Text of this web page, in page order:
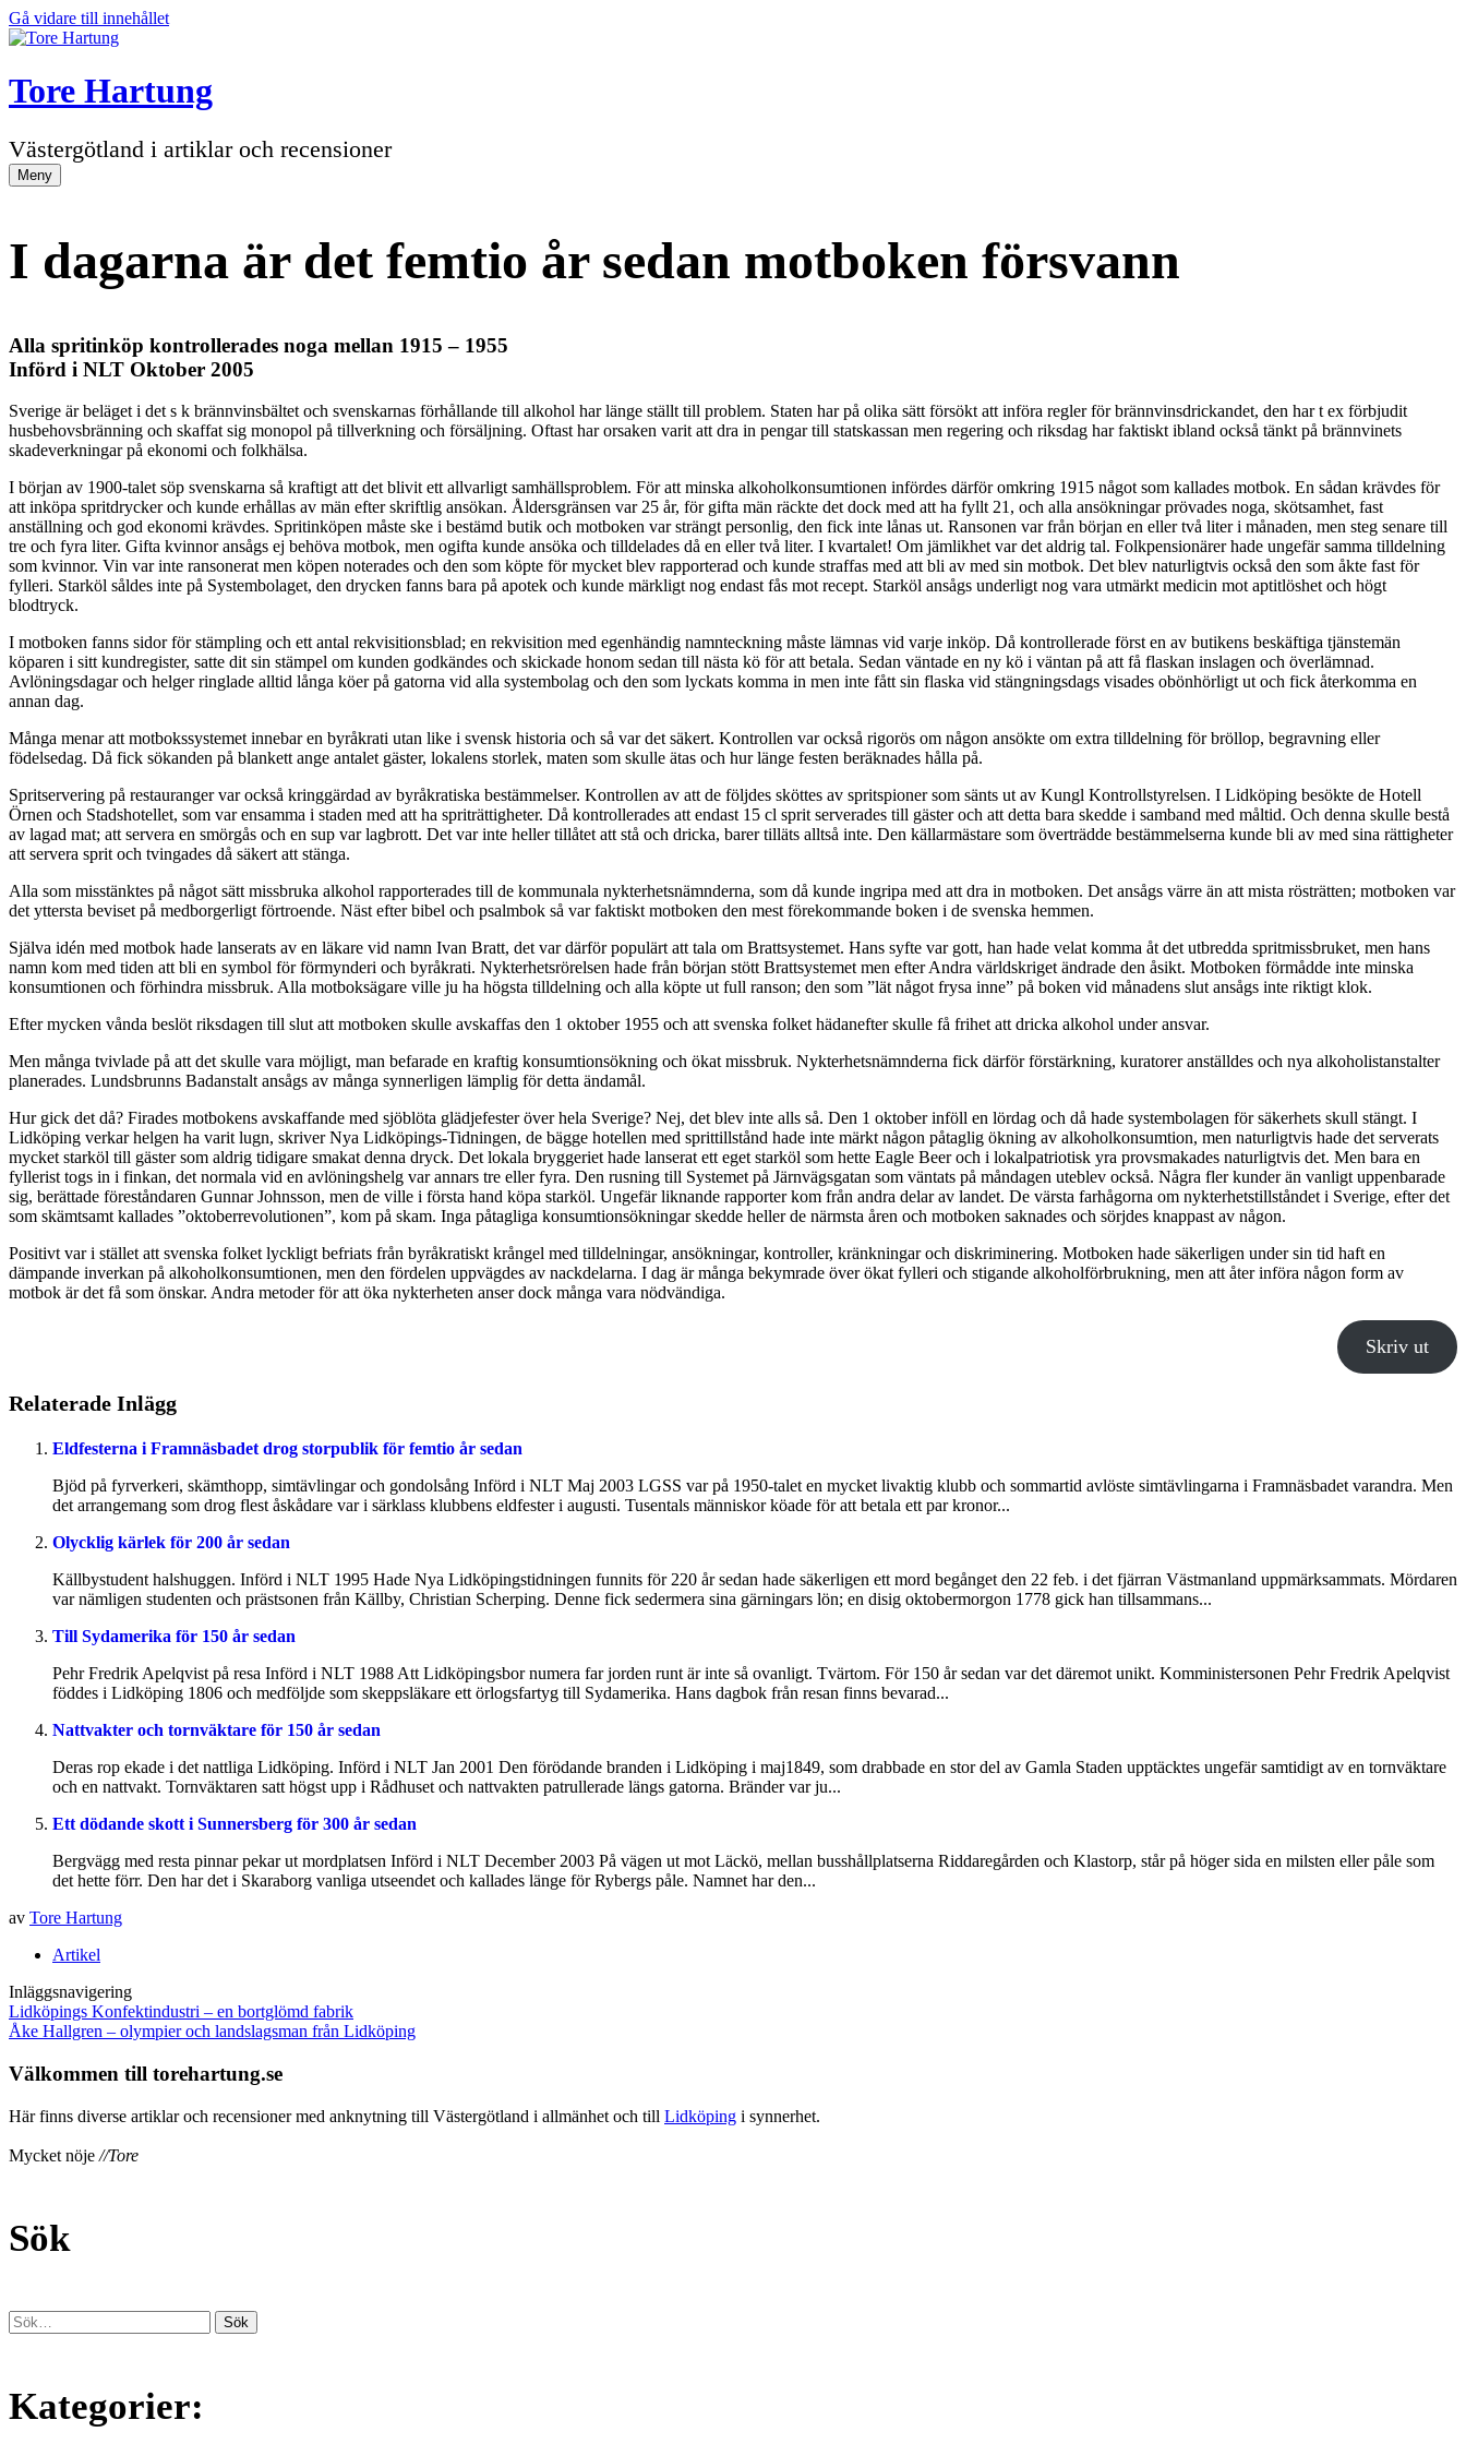
Gå vidare till innehållet
Tore Hartung
Västergötland i artiklar och recensioner
Meny
I dagarna är det femtio år sedan motboken försvann
Alla spritinköp kontrollerades noga mellan 1915 – 1955
Införd i NLT Oktober 2005
Sverige är beläget i det s k brännvinsbältet och svenskarnas förhållande till alkohol har länge ställt till problem. Staten har på olika sätt försökt att införa regler för brännvinsdrickandet, den har t ex förbjudit
husbehovsbränning och skaffat sig monopol på tillverkning och försäljning. Oftast har orsaken varit att dra in pengar till statskassan men regering och riksdag har faktiskt ibland också tänkt på brännvinets
skadeverkningar på ekonomi och folkhälsa.
I början av 1900-talet söp svenskarna så kraftigt att det blivit ett allvarligt samhällsproblem. För att minska alkoholkonsumtionen infördes därför omkring 1915 något som kallades motbok. En sådan krävdes för
att inköpa spritdrycker och kunde erhållas av män efter skriftlig ansökan. Åldersgränsen var 25 år, för gifta män räckte det dock med att ha fyllt 21, och alla ansökningar prövades noga, skötsamhet, fast
anställning och god ekonomi krävdes. Spritinköpen måste ske i bestämd butik och motboken var strängt personlig, den fick inte lånas ut. Ransonen var från början en eller två liter i månaden, men steg senare till
tre och fyra liter. Gifta kvinnor ansågs ej behöva motbok, men ogifta kunde ansöka och tilldelades då en eller två liter. I kvartalet! Om jämlikhet var det aldrig tal. Folkpensionärer hade ungefär samma tilldelning
som kvinnor. Vin var inte ransonerat men köpen noterades och den som köpte för mycket blev rapporterad och kunde straffas med att bli av med sin motbok. Det blev naturligtvis också den som åkte fast för
fylleri. Starköl såldes inte på Systembolaget, den drycken fanns bara på apotek och kunde märkligt nog endast fås mot recept. Starköl ansågs underligt nog vara utmärkt medicin mot aptitlöshet och högt
blodtryck.
I motboken fanns sidor för stämpling och ett antal rekvisitionsblad; en rekvisition med egenhändig namnteckning måste lämnas vid varje inköp. Då kontrollerade först en av butikens beskäftiga tjänstemän
köparen i sitt kundregister, satte dit sin stämpel om kunden godkändes och skickade honom sedan till nästa kö för att betala. Sedan väntade en ny kö i väntan på att få flaskan inslagen och överlämnad.
Avlöningsdagar och helger ringlade alltid långa köer på gatorna vid alla systembolag och den som lyckats komma in men inte fått sin flaska vid stängningsdags visades obönhörligt ut och fick återkomma en
annan dag.
Många menar att motbokssystemet innebar en byråkrati utan like i svensk historia och så var det säkert. Kontrollen var också rigorös om någon ansökte om extra tilldelning för bröllop, begravning eller
födelsedag. Då fick sökanden på blankett ange antalet gäster, lokalens storlek, maten som skulle ätas och hur länge festen beräknades hålla på.
Spritservering på restauranger var också kringgärdad av byråkratiska bestämmelser. Kontrollen av att de följdes sköttes av spritspioner som sänts ut av Kungl Kontrollstyrelsen. I Lidköping besökte de Hotell
Örnen och Stadshotellet, som var ensamma i staden med att ha spriträttigheter. Då kontrollerades att endast 15 cl sprit serverades till gäster och att detta bara skedde i samband med måltid. Och denna skulle bestå
av lagad mat; att servera en smörgås och en sup var lagbrott. Det var inte heller tillåtet att stå och dricka, barer tilläts alltså inte. Den källarmästare som överträdde bestämmelserna kunde bli av med sina rättigheter
att servera sprit och tvingades då säkert att stänga.
Alla som misstänktes på något sätt missbruka alkohol rapporterades till de kommunala nykterhetsnämnderna, som då kunde ingripa med att dra in motboken. Det ansågs värre än att mista rösträtten; motboken var
det yttersta beviset på medborgerligt förtroende. Näst efter bibel och psalmbok så var faktiskt motboken den mest förekommande boken i de svenska hemmen.
Själva idén med motbok hade lanserats av en läkare vid namn Ivan Bratt, det var därför populärt att tala om Brattsystemet. Hans syfte var gott, han hade velat komma åt det utbredda spritmissbruket, men hans
namn kom med tiden att bli en symbol för förmynderi och byråkrati. Nykterhetsrörelsen hade från början stött Brattsystemet men efter Andra världskriget ändrade den åsikt. Motboken förmådde inte minska
konsumtionen och förhindra missbruk. Alla motboksägare ville ju ha högsta tilldelning och alla köpte ut full ranson; den som ”lät något frysa inne” på boken vid månadens slut ansågs inte riktigt klok.
Efter mycken vånda beslöt riksdagen till slut att motboken skulle avskaffas den 1 oktober 1955 och att svenska folket hädanefter skulle få frihet att dricka alkohol under ansvar.
Men många tvivlade på att det skulle vara möjligt, man befarade en kraftig konsumtionsökning och ökat missbruk. Nykterhetsnämnderna fick därför förstärkning, kuratorer anställdes och nya alkoholistanstalter
planerades. Lundsbrunns Badanstalt ansågs av många synnerligen lämplig för detta ändamål.
Hur gick det då? Firades motbokens avskaffande med sjöblöta glädjefester över hela Sverige? Nej, det blev inte alls så. Den 1 oktober inföll en lördag och då hade systembolagen för säkerhets skull stängt. I
Lidköping verkar helgen ha varit lugn, skriver Nya Lidköpings-Tidningen, de bägge hotellen med sprittillstånd hade inte märkt någon påtaglig ökning av alkoholkonsumtion, men naturligtvis hade det serverats
mycket starköl till gäster som aldrig tidigare smakat denna dryck. Det lokala bryggeriet hade lanserat ett eget starköl som hette Eagle Beer och i lokalpatriotisk yra provsmakades naturligtvis det. Men bara en
fyllerist togs in i finkan, det normala vid en avlöningshelg var annars tre eller fyra. Den rusning till Systemet på Järnvägsgatan som väntats på måndagen uteblev också. Några fler kunder än vanligt uppenbarade
sig, berättade föreståndaren Gunnar Johnsson, men de ville i första hand köpa starköl. Ungefär liknande rapporter kom från andra delar av landet. De värsta farhågorna om nykterhetstillståndet i Sverige, efter det
som skämtsamt kallades ”oktoberrevolutionen”, kom på skam. Inga påtagliga konsumtionsökningar skedde heller de närmsta åren och motboken saknades och sörjdes knappast av någon.
Positivt var i stället att svenska folket lyckligt befriats från byråkratiskt krångel med tilldelningar, ansökningar, kontroller, kränkningar och diskriminering. Motboken hade säkerligen under sin tid haft en
dämpande inverkan på alkoholkonsumtionen, men den fördelen uppvägdes av nackdelarna. I dag är många bekymrade över ökat fylleri och stigande alkoholförbrukning, men att åter införa någon form av
motbok är det få som önskar. Andra metoder för att öka nykterheten anser dock många vara nödvändiga.
Skriv ut
Relaterade Inlägg
Eldfesterna i Framnäsbadet drog storpublik för femtio år sedan
Bjöd på fyrverkeri, skämthopp, simtävlingar och gondolsång Införd i NLT Maj 2003 LGSS var på 1950-talet en mycket livaktig klubb och sommartid avlöste simtävlingarna i Framnäsbadet varandra. Men
det arrangemang som drog flest åskådare var i särklass klubbens eldfester i augusti. Tusentals människor köade för att betala ett par kronor...
Olycklig kärlek för 200 år sedan
Källbystudent halshuggen. Införd i NLT 1995 Hade Nya Lidköpingstidningen funnits för 220 år sedan hade säkerligen ett mord begånget den 22 feb. i det fjärran Västmanland uppmärksammats. Mördaren
var nämligen studenten och prästsonen från Källby, Christian Scherping. Denne fick sedermera sina gärningars lön; en disig oktobermorgon 1778 gick han tillsammans...
Till Sydamerika för 150 år sedan
Pehr Fredrik Apelqvist på resa Införd i NLT 1988 Att Lidköpingsbor numera far jorden runt är inte så ovanligt. Tvärtom. För 150 år sedan var det däremot unikt. Komministersonen Pehr Fredrik Apelqvist
föddes i Lidköping 1806 och medföljde som skeppsläkare ett örlogsfartyg till Sydamerika. Hans dagbok från resan finns bevarad...
Nattvakter och tornväktare för 150 år sedan
Deras rop ekade i det nattliga Lidköping. Införd i NLT Jan 2001 Den förödande branden i Lidköping i maj1849, som drabbade en stor del av Gamla Staden upptäcktes ungefär samtidigt av en tornväktare
och en nattvakt. Tornväktaren satt högst upp i Rådhuset och nattvakten patrullerade längs gatorna. Bränder var ju...
Ett dödande skott i Sunnersberg för 300 år sedan
Bergvägg med resta pinnar pekar ut mordplatsen Införd i NLT December 2003 På vägen ut mot Läckö, mellan busshållplatserna Riddaregården och Klastorp, står på höger sida en milsten eller påle som
det hette förr. Den har det i Skaraborg vanliga utseendet och kallades länge för Rybergs påle. Namnet har den...
av Tore Hartung
Artikel
Inläggsnavigering
Lidköpings Konfektindustri – en bortglömd fabrik
Åke Hallgren – olympier och landslagsman från Lidköping
Välkommen till torehartung.se
Här finns diverse artiklar och recensioner med anknytning till Västergötland i allmänhet och till Lidköping i synnerhet.
Mycket nöje //Tore
Sök
Kategorier: